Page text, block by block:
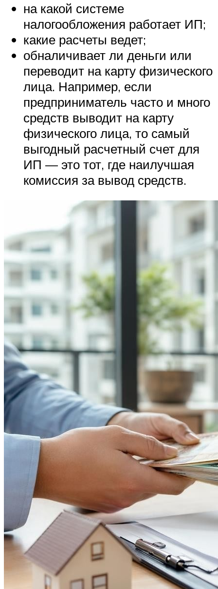
на какой системе
налогообложения работает ИП;
какие расчеты ведет;
обналичивает ли деньги или
переводит на карту физического
лица. Например, если
предприниматель часто и много
средств выводит на карту
физического лица, то самый
выгодный расчетный счет для
ИП — это тот, где наилучшая
комиссия за вывод средств.